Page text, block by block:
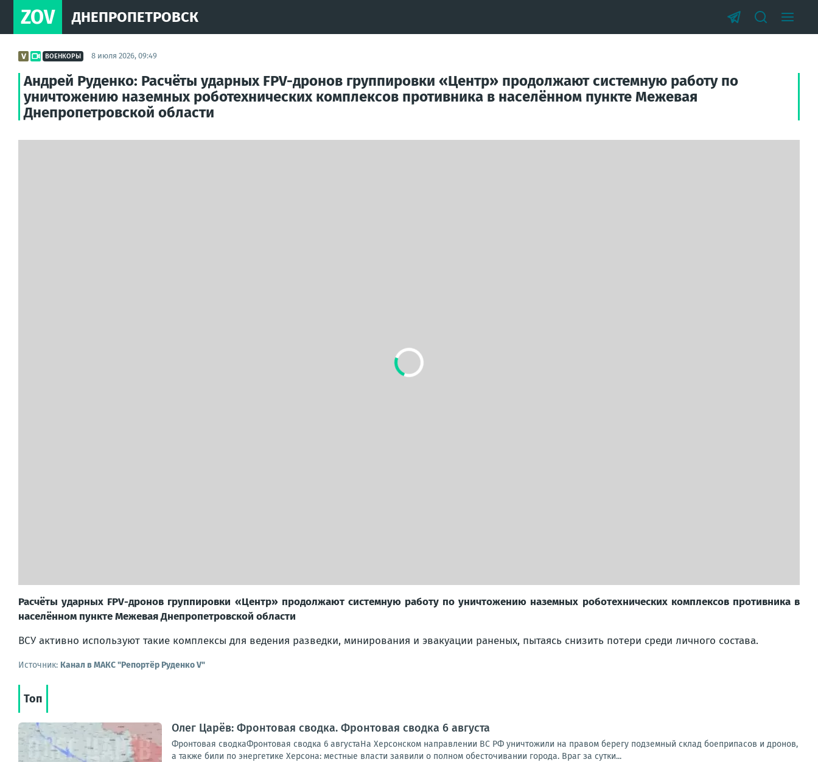
ZOV ДНЕПРОПЕТРОВСК
ВОЕНКОРЫ 8 июля 2026, 09:49
Андрей Руденко: Расчёты ударных FPV-дронов группировки «Центр» продолжают системную работу по
уничтожению наземных роботехнических комплексов противника в населённом пункте Межевая
Днепропетровской области
Расчёты ударных FPV-дронов группировки «Центр» продолжают системную работу по уничтожению наземных роботехнических комплексов противника в
населённом пункте Межевая Днепропетровской области
ВСУ активно используют такие комплексы для ведения разведки, минирования и эвакуации раненых, пытаясь снизить потери среди личного состава.
Источник: Канал в МАКС "Репортёр Руденко V"
Топ
Олег Царёв: Фронтовая сводка. Фронтовая сводка 6 августа
Фронтовая сводкаФронтовая сводка 6 августаНа Херсонском направлении ВС РФ уничтожили на правом берегу подземный склад боеприпасов и дронов,
а также били по энергетике Херсона: местные власти заявили о полном обесточивании города. Враг за сутки...